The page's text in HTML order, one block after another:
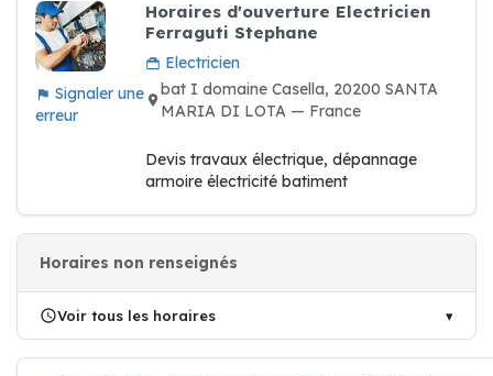
Signaler une
erreur
Horaires d'ouverture Electricien
Ferraguti Stephane
Electricien
bat I domaine Casella, 20200 SANTA
MARIA DI LOTA — France
Devis travaux électrique, dépannage
armoire électricité batiment
Horaires non renseignés
Voir tous les horaires